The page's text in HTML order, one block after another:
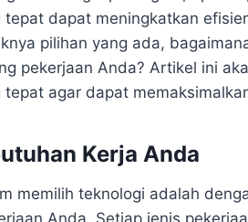
tepat dapat meningkatkan
pilihan yang ada,
pekerjaan Anda? Artikel ini
tepat agar dapat
Kerja Anda
memilih teknologi adalah
Anda. Setiap jenis